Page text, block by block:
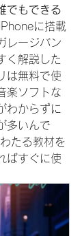
でもできる
iPhoneに搭載
レージバン
く解説した
は無料で使
楽ソフトな
わからずに
多いんで
たる教材を
ばすぐに使